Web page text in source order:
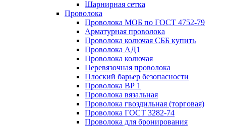
Шарнирная сетка
Проволока
Проволока МОБ по ГОСТ 4752-79
Арматурная проволока
Проволока колючая СББ купить
Проволока АД1
Проволока колючая
Перевязочная проволока
Плоский барьер безопасности
Проволока ВР 1
Проволока вязальная
Проволока гвоздильная (торговая)
Проволока ГОСТ 3282-74
Проволока для бронирования